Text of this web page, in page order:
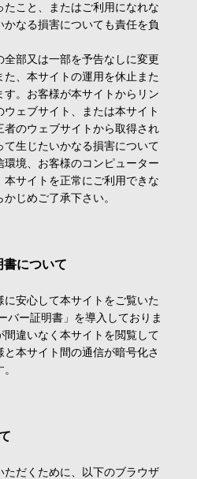
イページ
こと、またはご利用になれな
なる損害についても責任を負
部又は一部を予告なしに変更
、本サイトの運用を休止また
。お客様が本サイトからリン
ェブサイト、または本サイト
のウェブサイトから取得され
生じたいかなる損害について
環境、お客様のコンピューター
サイトを正常にご利用できな
じめご了承下さい。
について
安心して本サイトをご覧いた
バー証明書」を導入しておりま
違いなく本サイトを閲覧して
本サイト間の通信が暗号化さ
だくために、以下のブラウザ